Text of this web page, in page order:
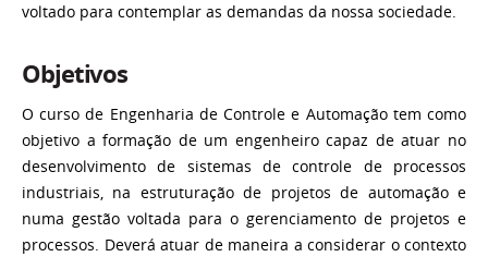
voltado para contemplar as demandas da nossa sociedade.
Objetivos
O curso de Engenharia de Controle e Automação tem como
objetivo a formação de um engenheiro capaz de atuar no
desenvolvimento de sistemas de controle de processos
industriais, na estruturação de projetos de automação e
numa gestão voltada para o gerenciamento de projetos e
processos. Deverá atuar de maneira a considerar o contexto